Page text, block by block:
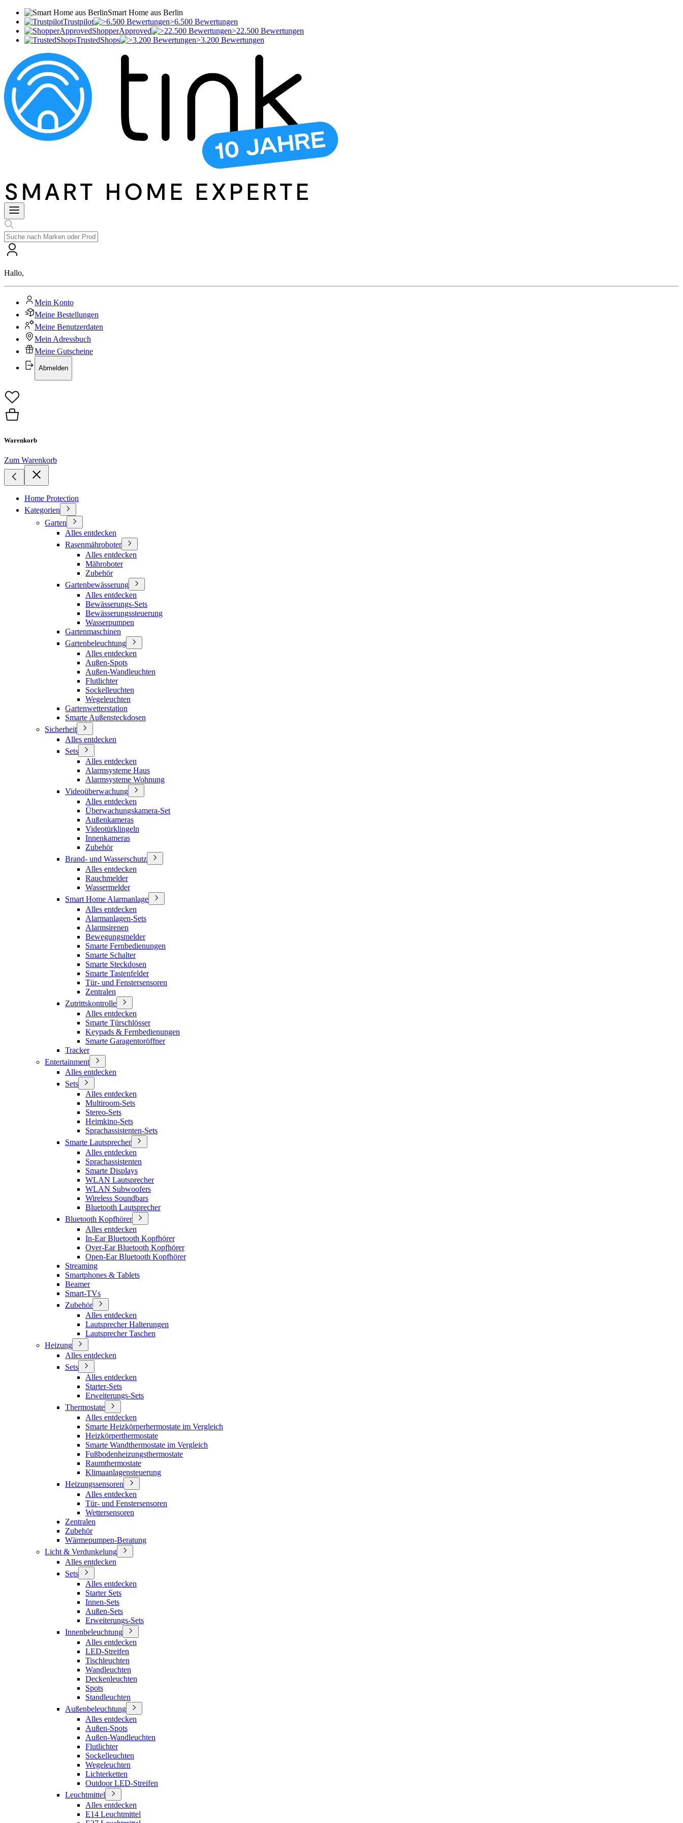
Smart Home aus Berlin
Trustpilot
>6.500 Bewertungen
ShopperApproved
>22.500 Bewertungen
TrustedShops
>3.200 Bewertungen
Hallo,
Mein Konto
Meine Bestellungen
Meine Benutzerdaten
Mein Adressbuch
Meine Gutscheine
Abmelden
Warenkorb
Zum Warenkorb
Home Protection
Kategorien
Garten
Alles entdecken
Rasenmähroboter
Alles entdecken
Mähroboter
Zubehör
Gartenbewässerung
Alles entdecken
Bewässerungs-Sets
Bewässerungssteuerung
Wasserpumpen
Gartenmaschinen
Gartenbeleuchtung
Alles entdecken
Außen-Spots
Außen-Wandleuchten
Flutlichter
Sockelleuchten
Wegeleuchten
Gartenwetterstation
Smarte Außensteckdosen
Sicherheit
Alles entdecken
Sets
Alles entdecken
Alarmsysteme Haus
Alarmsysteme Wohnung
Videoüberwachung
Alles entdecken
Überwachungskamera-Set
Außenkameras
Videotürklingeln
Innenkameras
Zubehör
Brand- und Wasserschutz
Alles entdecken
Rauchmelder
Wassermelder
Smart Home Alarmanlage
Alles entdecken
Alarmanlagen-Sets
Alarmsirenen
Bewegungsmelder
Smarte Fernbedienungen
Smarte Schalter
Smarte Steckdosen
Smarte Tastenfelder
Tür- und Fenstersensoren
Zentralen
Zutrittskontrolle
Alles entdecken
Smarte Türschlösser
Keypads & Fernbedienungen
Smarte Garagentoröffner
Tracker
Entertainment
Alles entdecken
Sets
Alles entdecken
Multiroom-Sets
Stereo-Sets
Heimkino-Sets
Sprachassistenten-Sets
Smarte Lautsprecher
Alles entdecken
Sprachassistenten
Smarte Displays
WLAN Lautsprecher
WLAN Subwoofers
Wireless Soundbars
Bluetooth Lautsprecher
Bluetooth Kopfhörer
Alles entdecken
In-Ear Bluetooth Kopfhörer
Over-Ear Bluetooth Kopfhörer
Open-Ear Bluetooth Kopfhörer
Streaming
Smartphones & Tablets
Beamer
Smart-TVs
Zubehör
Alles entdecken
Lautsprecher Halterungen
Lautsprecher Taschen
Heizung
Alles entdecken
Sets
Alles entdecken
Starter-Sets
Erweiterungs-Sets
Thermostate
Alles entdecken
Smarte Heizkörperhermostate im Vergleich
Heizkörperthermostate
Smarte Wandthermostate im Vergleich
Fußbodenheizungsthermostate
Raumthermostate
Klimaanlagensteuerung
Heizungssensoren
Alles entdecken
Tür- und Fenstersensoren
Wettersensoren
Zentralen
Zubehör
Wärmepumpen-Beratung
Licht & Verdunkelung
Alles entdecken
Sets
Alles entdecken
Starter Sets
Innen-Sets
Außen-Sets
Erweiterungs-Sets
Innenbeleuchtung
Alles entdecken
LED-Streifen
Tischleuchten
Wandleuchten
Deckenleuchten
Spots
Standleuchten
Außenbeleuchtung
Alles entdecken
Außen-Spots
Außen-Wandleuchten
Flutlichter
Sockelleuchten
Wegeleuchten
Lichterketten
Outdoor LED-Streifen
Leuchtmittel
Alles entdecken
E14 Leuchtmittel